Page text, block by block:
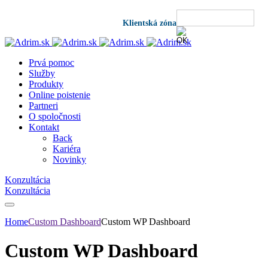
Klientská zóna
Prvá pomoc
Služby
Produkty
Online poistenie
Partneri
O spoločnosti
Kontakt
Back
Kariéra
Novinky
Konzultácia
Konzultácia
HomeCustom DashboardCustom WP Dashboard
Custom WP Dashboard